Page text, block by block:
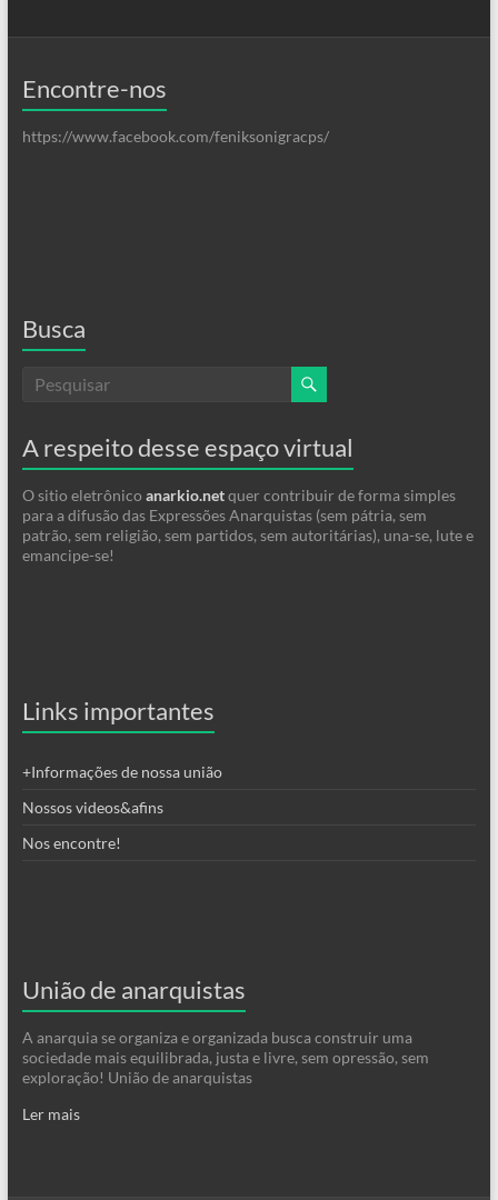
Encontre-nos
https://www.facebook.com/feniksonigracps/
Busca
A respeito desse espaço virtual
O sitio eletrônico anarkio.netquer contribuir de forma simples
para a difusão das Expressões Anarquistas (sem pátria, sem
patrão, sem religião, sem partidos, sem autoritárias), una-se, lute e
emancipe-se!
Links importantes
+Informações de nossa união
Nossos videos&afins
Nos encontre!
União de anarquistas
A anarquia se organiza e organizada busca construir uma
sociedade mais equilibrada, justa e livre, sem opressão, sem
exploração! União de anarquistas
Ler mais